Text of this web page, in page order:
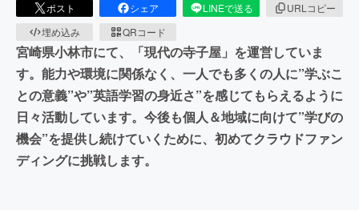
ポスト シェア LINEで送る
URLコピー
埋め込み
QRコード
宮崎県小林市にて、「現代の寺子屋」を運営していま
す。能力や環境に関係なく、一人でも多くの人に”学ぶこ
との意義”や”英語学習の身近さ”を感じてもらえるように
日々活動しています。今後も個人＆地域に向けて”学びの
機会”を提供し続けていくために、初めてクラウドファン
ディングに挑戦します。